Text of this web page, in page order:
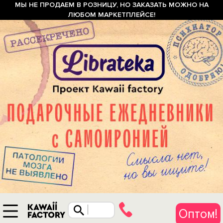
МЫ НЕ ПРОДАЕМ В РОЗНИЦУ, НО ЗАКАЗАТЬ МОЖНО НА
ЛЮБОМ МАРКЕТПЛЕЙСЕ!
Оптом!